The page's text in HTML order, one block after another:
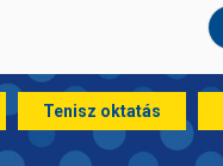
Tenisz oktatás